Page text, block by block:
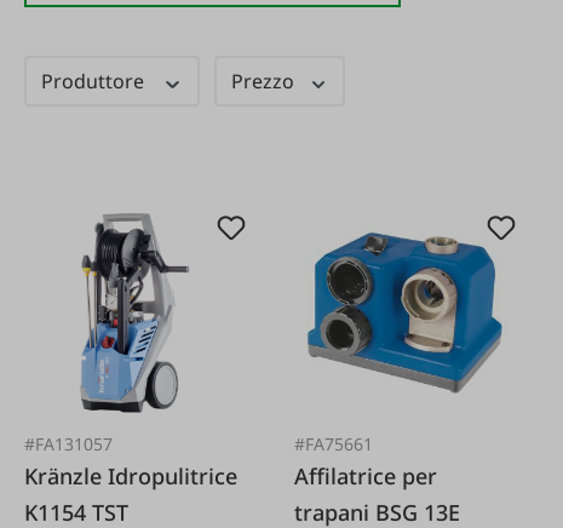
Produttore Prezzo
#FA131057
Kränzle Idropulitrice
K1154 TST
#FA75661
Affilatrice per
trapani BSG 13E